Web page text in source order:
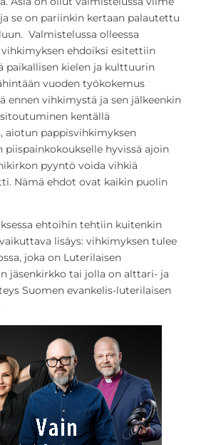
se on pariinkin kertaan palautettu
Valmistelussa olleessa
vihkimyksen ehdoiksi esitettiin
paikallisen kielen ja kulttuurin
vuoden työkokemus
ennen vihkimystä ja sen jälkeenkin
kentällä
aiotun pappisvihkimyksen
hyvissä ajoin
pyyntö voida vihkiä
Nämä ehdot ovat kaikin puolin
ehtoihin tehtiin kuitenkin
lisäys: vihkimyksen tulee
joka on Luterilaisen
jäsenkirkko tai jolla on alttari- ja
Suomen evankelis-luterilaisen